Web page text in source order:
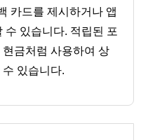
카드를 제시하거나 앱
수 있습니다. 적립된 포
금처럼 사용하여 상
있습니다.